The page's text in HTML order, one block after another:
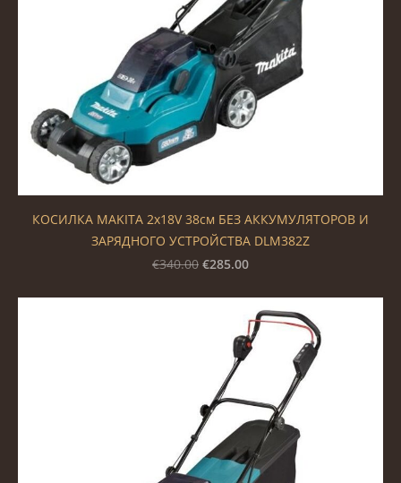
КОСИЛКА MAKITA 2x18V 38см БЕЗ АККУМУЛЯТОРОВ И
ЗАРЯДНОГО УСТРОЙСТВА DLM382Z
€340.00 €285.00